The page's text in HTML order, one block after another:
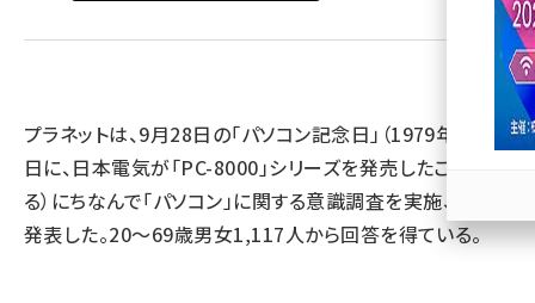
プラネットは、9月28日の「パソコン記念日」（1979年9月28
日に、日本電気が「PC-8000」シリーズを発売したことによ
る）にちなんで「パソコン」に関する意識調査を実施、結果を
発表した。20～69歳男女1,117人から回答を得ている。